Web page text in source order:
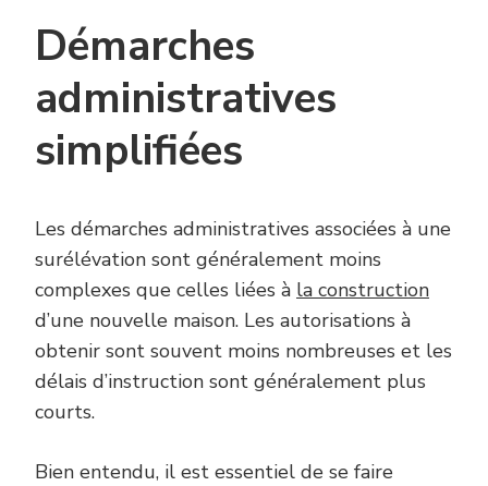
Démarches
administratives
simplifiées
Les démarches administratives associées à une
surélévation sont généralement moins
complexes que celles liées à la construction
d’une nouvelle maison. Les autorisations à
obtenir sont souvent moins nombreuses et les
délais d’instruction sont généralement plus
courts.
Bien entendu, il est essentiel de se faire